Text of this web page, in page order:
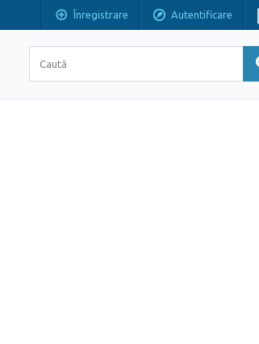
Înregistrare Autentificare